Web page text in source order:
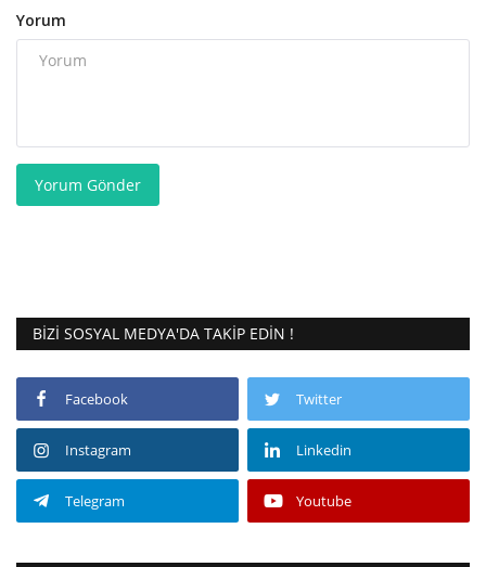
Yorum
Yorum Gönder
BIZI SOSYAL MEDYA'DA TAKIP EDIN !
Facebook Twitter
Instagram Linkedin
Telegram Youtube